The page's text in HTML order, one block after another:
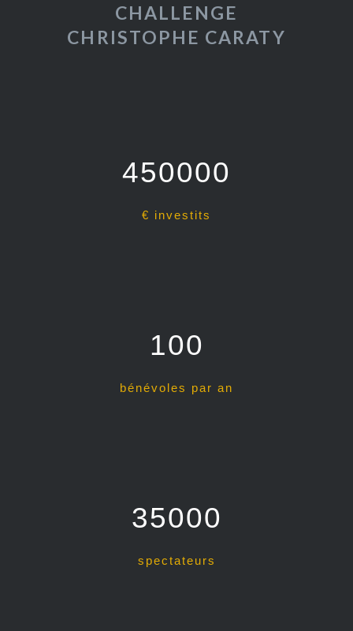
CHALLENGE
CHRISTOPHE CARATY
450000
€ investits
100
bénévoles par an
35000
spectateurs